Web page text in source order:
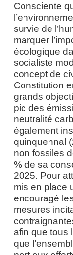
Consciente
survie de
marquer
écologique
socialiste
concept de
Constitution
grands
pic des
neutralité
également
quinquennal
non fossiles
% de sa
2025. Pour
mis en place
encouragé
mesures
afin que tous
que